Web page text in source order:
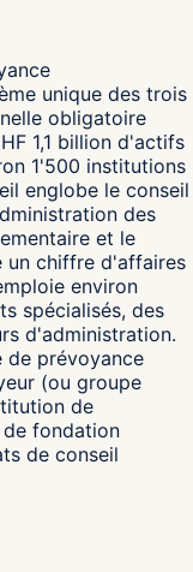
unique des trois
obligatoire
1,1 billion d'actifs
1'500 institutions
englobe le conseil
des
et le
un chiffre d'affaires
environ
spécialisés, des
d'administration.
de prévoyance
(ou groupe
de
de fondation
de conseil